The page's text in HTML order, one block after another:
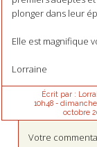
plonger dans leur
Elle est magnifique
Lorraine
Écrit par :
10h48- dimanche
octobre
Votre